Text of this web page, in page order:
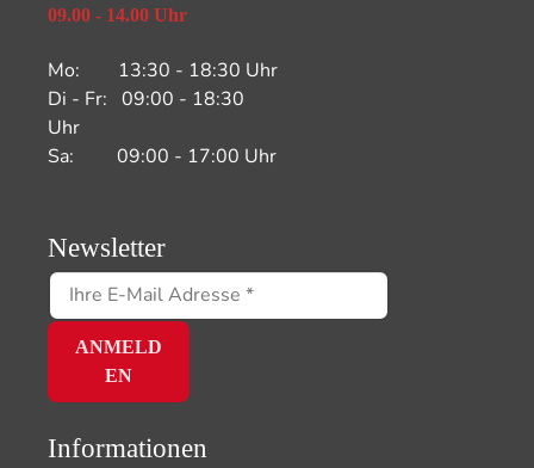
09.00 - 14.00 Uhr
Mo: 13:30 - 18:30 Uhr
Di - Fr: 09:00 - 18:30
Uhr
Sa: 09:00 - 17:00 Uhr
Newsletter
Informationen